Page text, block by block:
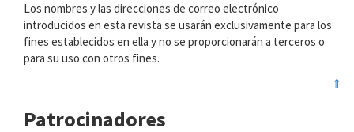
Los nombres y las direcciones de correo electrónico
introducidos en esta revista se usarán exclusivamente para los
fines establecidos en ella y no se proporcionarán a terceros o
para su uso con otros fines.
⇑
Patrocinadores